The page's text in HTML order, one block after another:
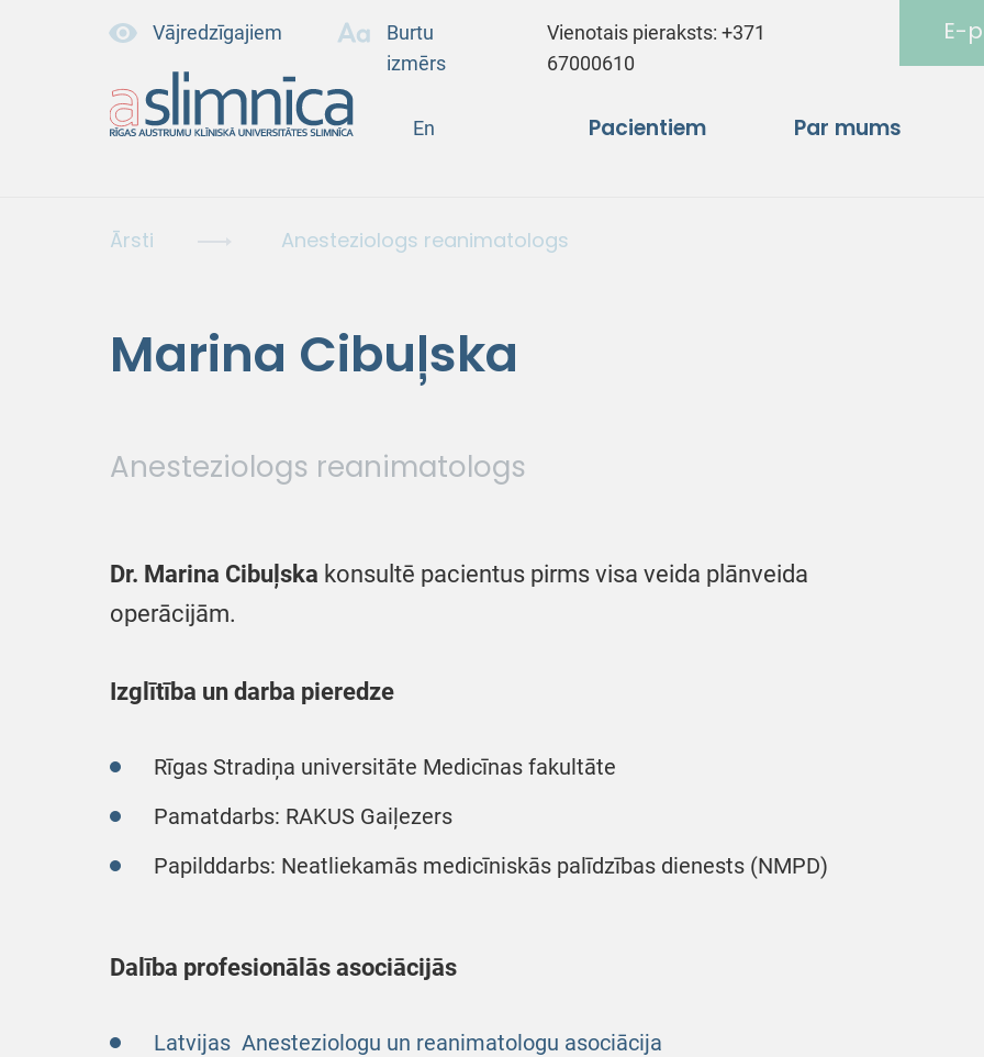
Vājredzīgajiem
Burtu
izmērs
Vienotais pieraksts:+371
67000610
E-
En Pacientiem Par mums
Ārsti Anesteziologs reanimatologs
Marina Cibuļska
Anesteziologs reanimatologs
Dr. Marina Cibuļska konsultē pacientus pirms visa veida plānveida
operācijām.
Izglītība un darba pieredze
Rīgas Stradiņa universitāte Medicīnas fakultāte
Pamatdarbs: RAKUS Gaiļezers
Papilddarbs: Neatliekamās medicīniskās palīdzības dienests (NMPD)
Dalība profesionālās asociācijās
Latvijas Anesteziologu un reanimatologu asociācija